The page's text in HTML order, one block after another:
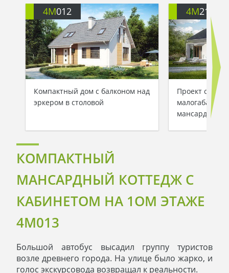
4M012
Компактный дом с балконом над
эркером в столовой
4M218
Проект
мансардой
КОМПАКТНЫЙ
МАНСАРДНЫЙ КОТТЕДЖ С
КАБИНЕТОМ НА 1ОМ ЭТАЖЕ
4M013
Большой автобус высадил группу туристов
возле древнего города. На улице было жарко, и
голос экскурсовода возвращал к реальности.